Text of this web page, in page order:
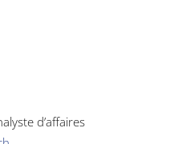
d’affaires